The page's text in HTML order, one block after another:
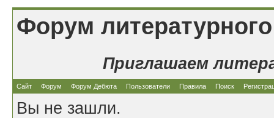
Форум
Приглашаем
Сайт Форум Форум Дебюта Пользователи Правила Поиск
Вы не зашли.